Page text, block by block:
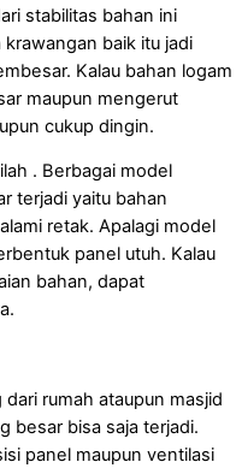
stabilitas bahan ini
baik itu jadi
Kalau bahan logam
maupun mengerut
cukup dingin.
. Berbagai model
terjadi yaitu bahan
retak. Apalagi model
panel utuh. Kalau
bahan, dapat
rumah ataupun masjid
besar bisa saja terjadi.
panel maupun ventilasi